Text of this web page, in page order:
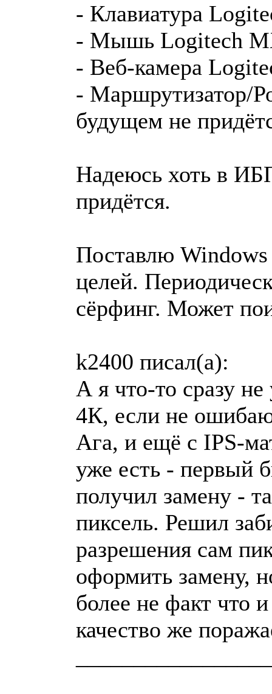
- Клавиатура
- Мышь Logitech
- Веб-камера
- Маршрутизатор/
будущем не
Надеюсь хоть в
придётся.
Поставлю Windows
целей.
сёрфинг. Может
k2400 писал(a):
А я что-то сразу
4К, если не
Ага, и ещё с IPS-
уже есть - первый
получил замену -
пиксель. Решил
разрешения сам
оформить замену,
более не факт что
качество же